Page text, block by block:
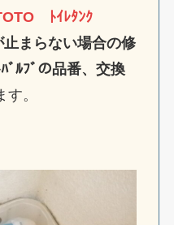
ﾄｲﾚﾀﾝｸ
止まらない場合の修
ﾞﾙﾌﾞの品番、交換
。